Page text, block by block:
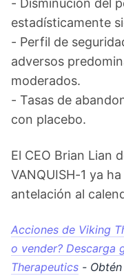
- Disminución del
estadísticamente
- Perfil de
adversos
moderados.
- Tasas de
con placebo.
El CEO Brian Lian
VANQUISH-1 ya
antelación al
Acciones de Viking
o vender? Descarga
Therapeutics -